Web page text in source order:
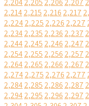
2,2042,205 2,206 2,207
2,2142,215 2,216 2,217
2,2242,225 2,226 2,227
2,2342,235 2,236 2,237
2,2442,245 2,246 2,247
2,2542,255 2,256 2,257
2,2642,265 2,266 2,267
2,2742,275 2,276 2,277
2,2842,285 2,286 2,287
2,2942,295 2,296 2,297